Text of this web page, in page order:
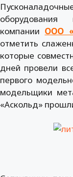
компании ООО
отметить
которые
дней провели
первого
модельщики
«Аскольд»